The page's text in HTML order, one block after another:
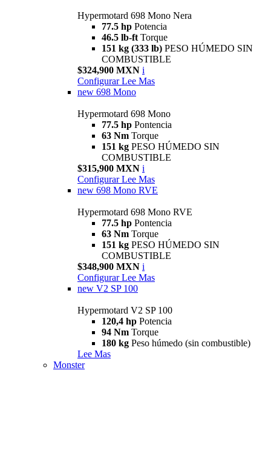
Hypermotard 698 Mono Nera
77.5 hp Potencia
46.5 lb-ft Torque
151 kg (333 lb) PESO HÚMEDO SIN
COMBUSTIBLE
$324,900 MXN i
Configurar Lee Mas
new 698 Mono
Hypermotard 698 Mono
77.5 hp Pontencia
63 Nm Torque
151 kg PESO HÚMEDO SIN
COMBUSTIBLE
$315,900 MXN i
Configurar Lee Mas
new 698 Mono RVE
Hypermotard 698 Mono RVE
77.5 hp Pontencia
63 Nm Torque
151 kg PESO HÚMEDO SIN
COMBUSTIBLE
$348,900 MXN i
Configurar Lee Mas
new V2 SP 100
Hypermotard V2 SP 100
120,4 hp Potencia
94 Nm Torque
180 kg Peso húmedo (sin combustible)
Lee Mas
Monster